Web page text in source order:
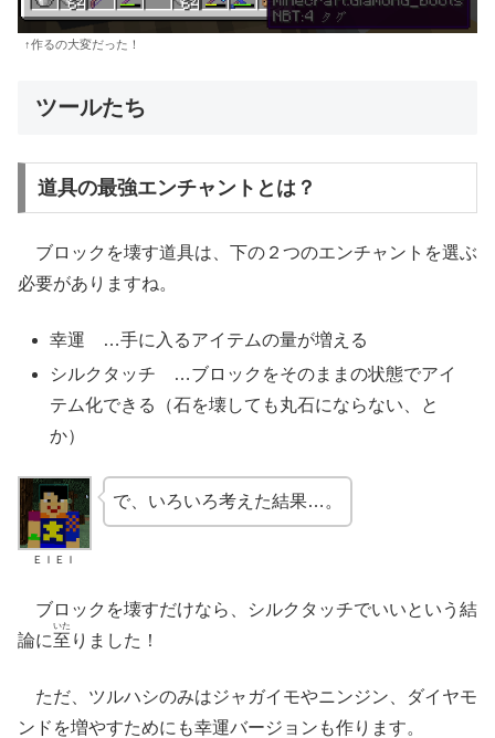
↑作るの大変だった！
ツールたち
道具の最強エンチャントとは？
ブロックを壊す道具は、下の２つのエンチャントを選ぶ
必要がありますね。
幸運 …手に入るアイテムの量が増える
シルクタッチ …ブロックをそのままの状態でアイ
テム化できる（石を壊しても丸石にならない、と
か）
ＥＩＥＩ
で、いろいろ考えた結果…。
ブロックを壊すだけなら、シルクタッチでいいという結
論に至
いた
りました！
ただ、ツルハシのみはジャガイモやニンジン、ダイヤモ
ンドを増やすためにも幸運バージョンも作ります。